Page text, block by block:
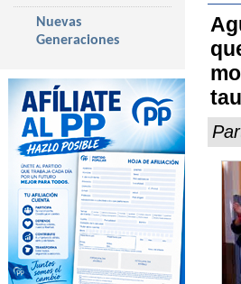
Nuevas
Generaciones